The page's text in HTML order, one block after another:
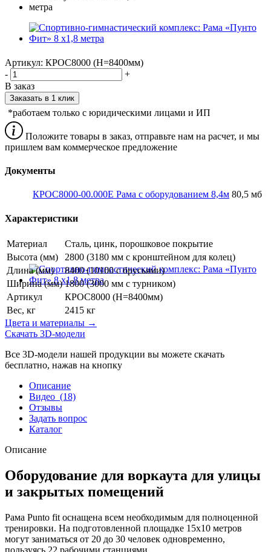
Артикул: КРОС8000 (H=8400мм)
-
+
В заказ
Заказать в 1 клик
*работаем только с юридическими лицами и ИП
Положите товары в заказ, отправьте нам на расчет, и мы
пришлем вам коммерческое предложение
Документы
КРОС8000-00.000Е Рама с оборудованием 8,4м 80,5 мб
Характеристики
Материал
Сталь, цинк, порошковое покрытие
Высота (мм)
2800 (3180 мм с кронштейном для колец)
Длина (мм)
8400 (10100 с брусьями)
Ширина (мм) 1800 (3000 мм с турником)
Артикул
КРОС8000 (H=8400мм)
Вес, кг
2415 кг
Цвета и материалы →
Скачать 3D-модели
Все 3D-модели нашей продукции вы можете скачать
бесплатно, нажав на кнопку
Описание
Видео (18)
Отзывы
Задать вопрос
Каталог
Описание
Оборудование для воркаута для улицы
и закрытых помещений
Рама Punto fit оснащена всем необходимым для полноценной
тренировки. На подготовленной площадке 15x10 метров
могут заниматься от 20 до 30 человек одновременно,
пользуясь 22 рабочими станциями.